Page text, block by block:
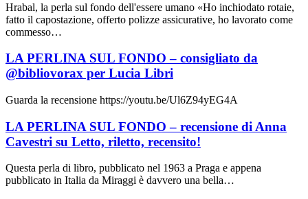
Hrabal, la perla sul fondo dell'essere umano «Ho inchiodato rotaie,
fatto il capostazione, offerto polizze assicurative, ho lavorato come
commesso…
LA PERLINA SUL FONDO – consigliato da
@bibliovorax per Lucia Libri
Guarda la recensione https://youtu.be/Ul6Z94yEG4A
LA PERLINA SUL FONDO – recensione di Anna
Cavestri su Letto, riletto, recensito!
Questa perla di libro, pubblicato nel 1963 a Praga e appena
pubblicato in Italia da Miraggi è davvero una bella…